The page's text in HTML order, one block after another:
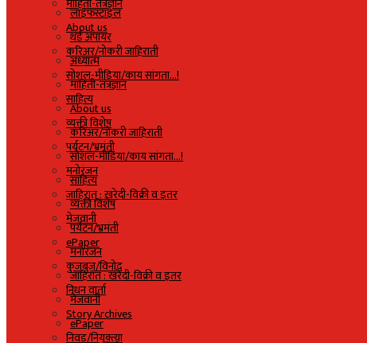
About us
करिअर/नोकरी जाहिराती
सोशल-मीडिया/काय सांगता…!
साहित्य
व्यक्ती विशेष
पर्यटन/भ्रमंती
मनोरंजन
जाहिरात : खरेदी-विक्री व इतर
मेजवानी
ePaper
कुजबुज/विनोद
निधन वार्ता
Story Archives
निवड/नियुक्त्या
लाइफस्टाइल
थर्ड अंपायर
अध्यात्म
माहिती-तंत्रज्ञान
About us
करिअर/नोकरी जाहिराती
सोशल-मीडिया/काय सांगता…!
साहित्य
व्यक्ती विशेष
पर्यटन/भ्रमंती
मनोरंजन
जाहिरात : खरेदी-विक्री व इतर
मेजवानी
ePaper